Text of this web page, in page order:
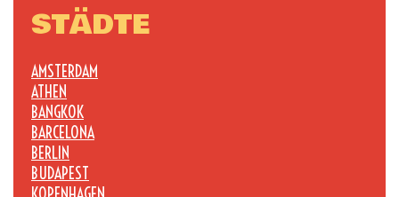
STÄDTE
AMSTERDAM
ATHEN
BANGKOK
BARCELONA
BERLIN
BUDAPEST